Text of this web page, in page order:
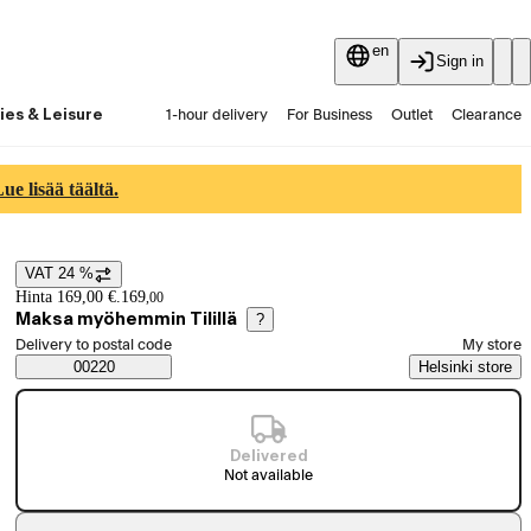
en
Sign in
& Leisure 1-hour delivery For Business Outlet Clearance
lisää täältä.
Price details
VAT 24 %
Hinta 169,00 €. 169,00
Maksa myöhemmin Tilillä ?
Saatavuustiedot
Select order method
Delivery to postal code
00220
My store
Helsinki store
Delivered
Not available